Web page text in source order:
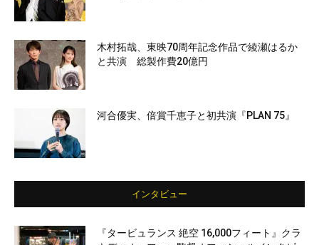
木村拓哉、東映70周年記念作品で綾瀬はるか
と共演 総製作費20億円
河合優実、倍賞千恵子と初共演『PLAN 75』
インタビュー
『タービュランス 絶空 16,000フィート』クラ